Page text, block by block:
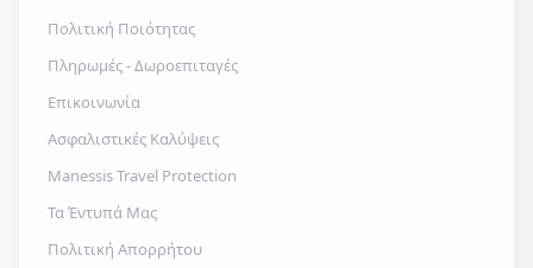
Πολιτική Ποιότητας
Πληρωμές - Δωροεπιταγές
Επικοινωνία
Ασφαλιστικές Καλύψεις
Manessis Travel Protection
Τα Έντυπά Μας
Πολιτική Απορρήτου